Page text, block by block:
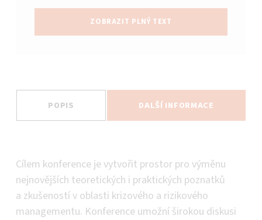
ZOBRAZIT PLNÝ TEXT
POPIS DALŠÍ INFORMACE
Popis
Cílem konference je vytvořit prostor pro výměnu
nejnovějších teoretických i praktických poznatků
a zkušeností v oblasti krizového a rizikového
managementu. Konference umožní širokou diskusi